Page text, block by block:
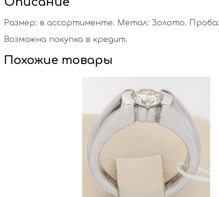
Размер: в ассортименте. Метал: Золото.
Возможна покупка в кредит.
Похожие товары